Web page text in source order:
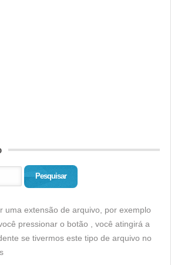
Pesquisar
uma extensão de arquivo, por exemplo
pressionar o botão , você atingirá a
se tivermos este tipo de arquivo no